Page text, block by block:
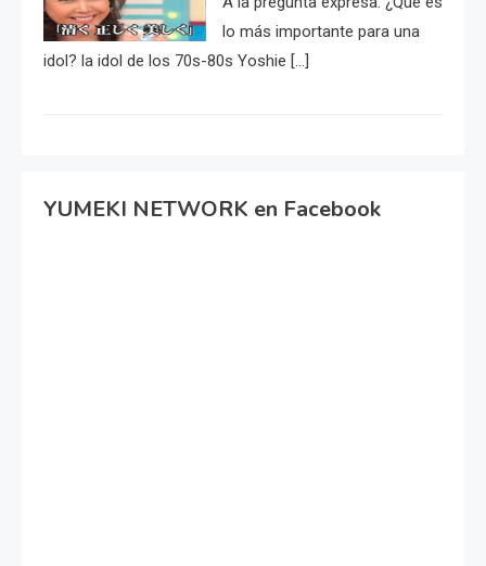
lo más importante para una
idol? la idol de los 70s-80s Yoshie […]
YUMEKI NETWORK en Facebook